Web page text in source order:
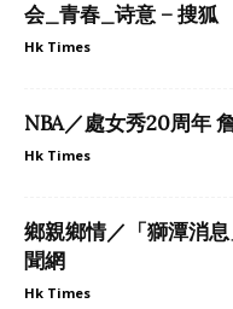
会_青春_诗意 – 搜狐
Hk Times
NBA／處女秀20周年
Hk Times
鄉親鄉情／「獅潭消
聞網
Hk Times